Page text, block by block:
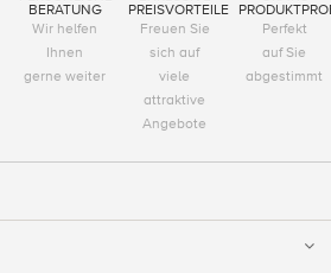
BERATUNG
Wir helfen
Ihnen
gerne weiter
PREISVORTEILE
Freuen Sie
sich auf
viele
attraktive
Angebote
Perfekt
auf Sie
abgestimmt